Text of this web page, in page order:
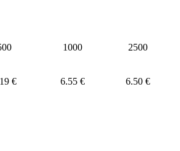
1000
2500
€ 6.55 € 6.50 €